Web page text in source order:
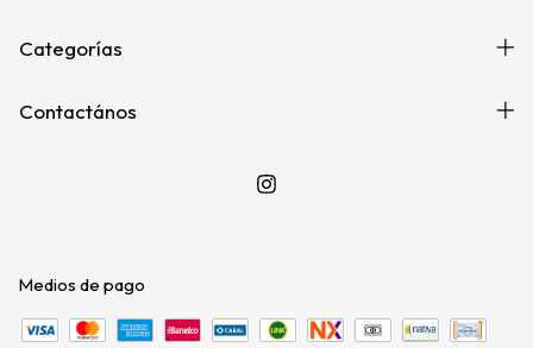
Categorías
Contactános
Medios de pago